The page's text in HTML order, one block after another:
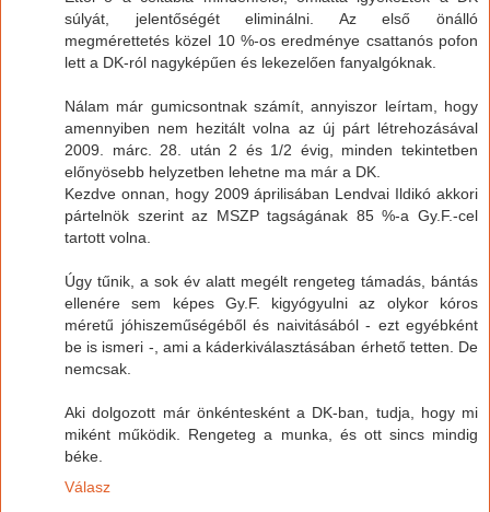
súlyát, jelentőségét eliminálni. Az első önálló
megmérettetés közel 10 %-os eredménye csattanós pofon
lett a DK-ról nagyképűen és lekezelően fanyalgóknak.
Nálam már gumicsontnak számít, annyiszor leírtam, hogy
amennyiben nem hezitált volna az új párt létrehozásával
2009. márc. 28. után 2 és 1/2 évig, minden tekintetben
előnyösebb helyzetben lehetne ma már a DK.
Kezdve onnan, hogy 2009 áprilisában Lendvai Ildikó akkori
pártelnök szerint az MSZP tagságának 85 %-a Gy.F.-cel
tartott volna.
Úgy tűnik, a sok év alatt megélt rengeteg támadás, bántás
ellenére sem képes Gy.F. kigyógyulni az olykor kóros
méretű jóhiszeműségéből és naivitásából - ezt egyébként
be is ismeri -, ami a káderkiválasztásában érhető tetten. De
nemcsak.
Aki dolgozott már önkéntesként a DK-ban, tudja, hogy mi
miként működik. Rengeteg a munka, és ott sincs mindig
béke.
Válasz